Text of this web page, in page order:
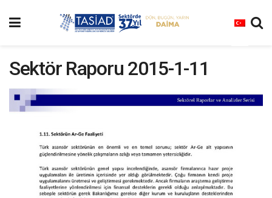
Sektör Raporu 2015-1-11